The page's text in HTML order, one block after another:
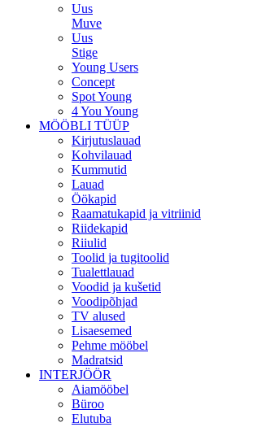
Uus
Muve
Uus
Stige
Young Users
Concept
Spot Young
4 You Young
MÖÖBLI TÜÜP
Kirjutuslauad
Kohvilauad
Kummutid
Lauad
Öökapid
Raamatukapid ja vitriinid
Riidekapid
Riiulid
Toolid ja tugitoolid
Tualettlauad
Voodid ja kušetid
Voodipõhjad
TV alused
Lisaesemed
Pehme mööbel
Madratsid
INTERJÖÖR
Aiamööbel
Büroo
Elutuba